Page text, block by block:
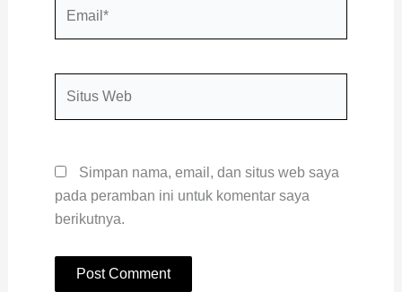
Simpan nama, email, dan situs web saya
pada peramban ini untuk komentar saya
berikutnya.